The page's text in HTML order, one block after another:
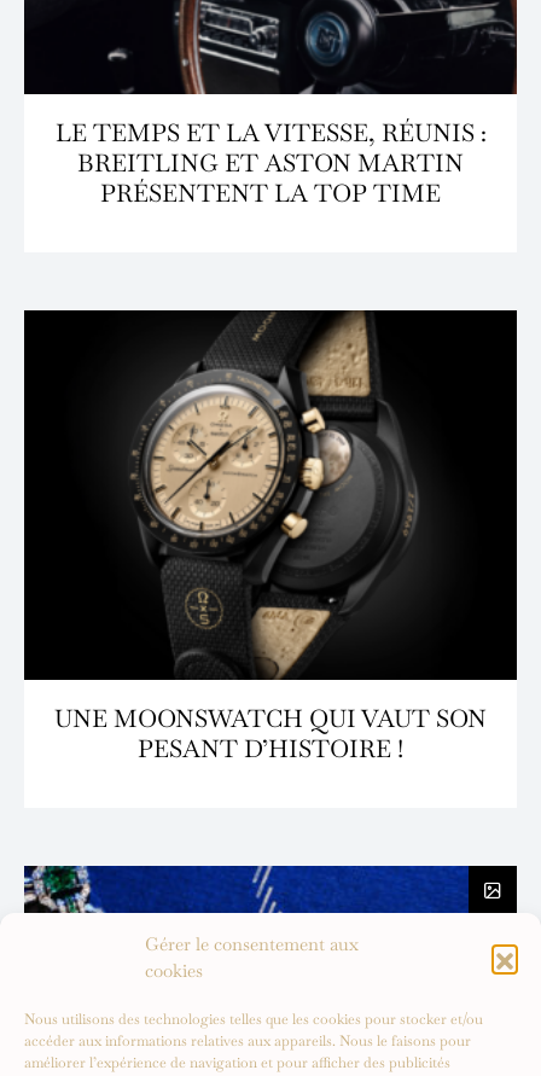
Gérer le consentement aux
cookies
Nous utilisons des technologies telles que les cookies pour stocker et/ou
accéder aux informations relatives aux appareils. Nous le faisons pour
améliorer l’expérience de navigation et pour afficher des publicités
LE TEMPS ET LA VITESSE, RÉUNIS :
BREITLING ET ASTON MARTIN
PRÉSENTENT LA TOP TIME
UNE MOONSWATCH QUI VAUT SON
PESANT D’HISTOIRE !